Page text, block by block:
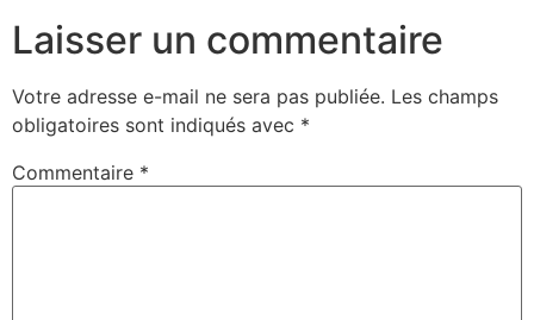
Laisser un commentaire
Votre adresse e-mail ne sera pas publiée. Les champs
obligatoires sont indiqués avec *
Commentaire *